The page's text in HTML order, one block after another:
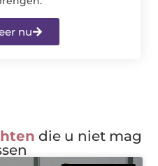
nu
die u niet mag